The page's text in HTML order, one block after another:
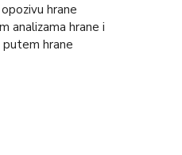
hrane
analizama hrane i
hrane